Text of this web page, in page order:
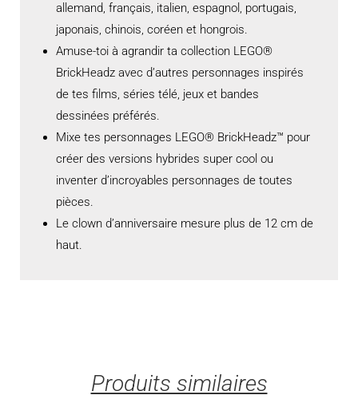
allemand, français, italien, espagnol, portugais,
japonais, chinois, coréen et hongrois.
Amuse-toi à agrandir ta collection LEGO®
BrickHeadz avec d’autres personnages inspirés
de tes films, séries télé, jeux et bandes
dessinées préférés.
Mixe tes personnages LEGO® BrickHeadz™ pour
créer des versions hybrides super cool ou
inventer d’incroyables personnages de toutes
pièces.
Le clown d’anniversaire mesure plus de 12 cm de
haut.
Produits similaires